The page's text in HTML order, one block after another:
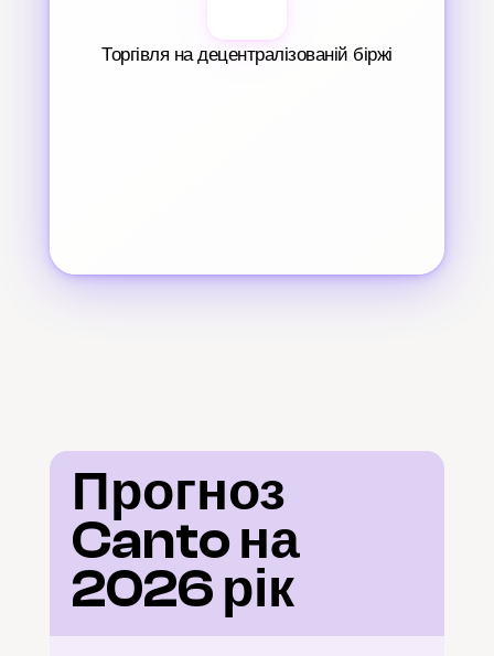
Торгівля на децентралізованій біржі
Прогноз
Canto на
2026 рік